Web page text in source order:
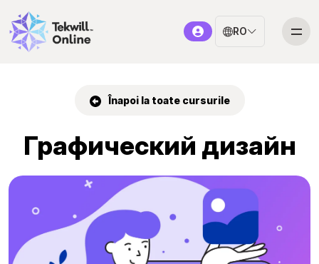
RO
Înapoi la toate cursurile
Графический дизайн